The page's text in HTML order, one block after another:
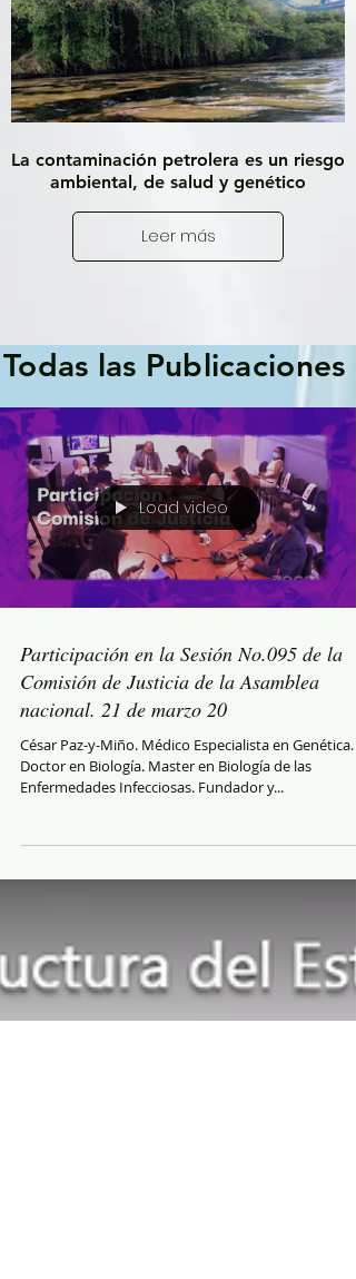
La contaminación petrolera es un riesgo
ambiental, de salud y genético
Leer más
Todas las Publicaciones
Load video
Participación en la Sesión No.095 de la
Comisión de Justicia de la Asamblea
nacional. 21 de marzo 20
César Paz-y-Miño. Médico Especialista en Genética.
Doctor en Biología. Master en Biología de las
Enfermedades Infecciosas. Fundador y...